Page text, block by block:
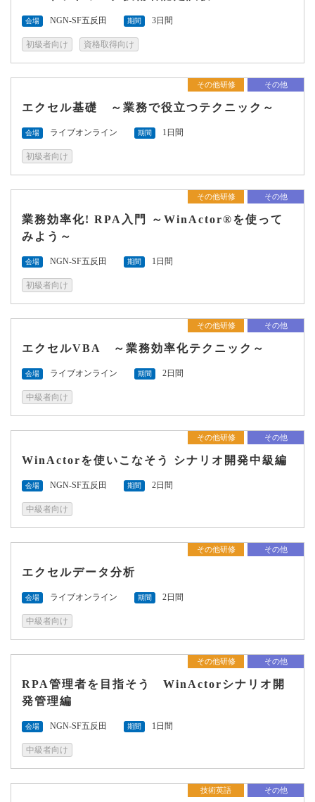
会場 NGN-SF五反田 期間 3日間
初級者向け 資格取得向け
エクセル基礎 ～業務で役立つテクニック～
会場 ライブオンライン 期間 1日間
初級者向け
その他研修 その他
業務効率化! RPA入門 ～WinActor®を使って
みよう～
会場 NGN-SF五反田 期間 1日間
初級者向け
その他研修 その他
エクセルVBA ～業務効率化テクニック～
会場 ライブオンライン 期間 2日間
中級者向け
その他研修 その他
WinActorを使いこなそう シナリオ開発中級編
会場 NGN-SF五反田 期間 2日間
中級者向け
その他研修 その他
エクセルデータ分析
会場 ライブオンライン 期間 2日間
中級者向け
その他研修 その他
RPA管理者を目指そう WinActorシナリオ開
発管理編
会場 NGN-SF五反田 期間 1日間
中級者向け
その他研修 その他
技術英語 その他